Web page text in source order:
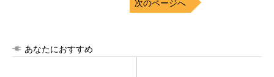
次のページへ
あなたにおすすめ